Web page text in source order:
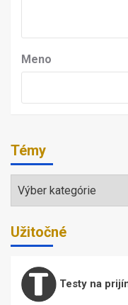
Meno
Témy
Témy
Užitočné
Testy na